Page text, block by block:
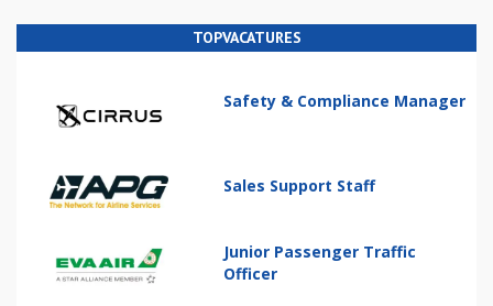
TOPVACATURES
Safety & Compliance Manager
Sales Support Staff
Junior Passenger Traffic
Officer